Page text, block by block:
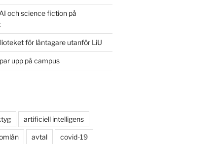
och science fiction på
för låntagare utanför LiU
upp på campus
artificiell intelligens
avtal covid-19